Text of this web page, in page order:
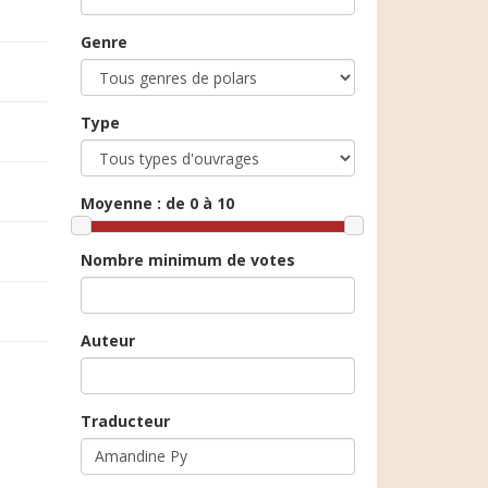
Genre
Type
Moyenne : de 0 à 10
Nombre minimum de votes
Auteur
Traducteur